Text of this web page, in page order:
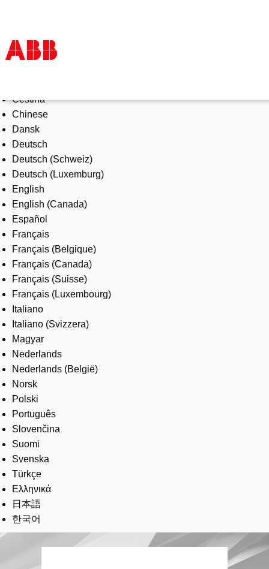
Products & Solutions
Industries
Services
About us
Where to buy
Contact us
Careers
Čeština
Chinese
Dansk
Deutsch
Deutsch (Schweiz)
Deutsch (Luxemburg)
English
English (Canada)
Español
Français
Français (Belgique)
Français (Canada)
Français (Suisse)
Français (Luxembourg)
Italiano
Italiano (Svizzera)
Magyar
Nederlands
Nederlands (België)
Norsk
Polski
Português
Slovenčina
Suomi
Svenska
Türkçe
Ελληνικά
日本語
한국어